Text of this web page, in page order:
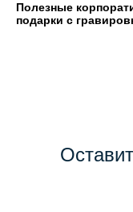
Полезные
подарки с